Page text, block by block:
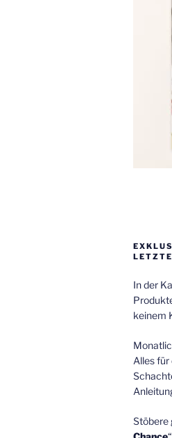
In der
keinem
Alles
Stöbere